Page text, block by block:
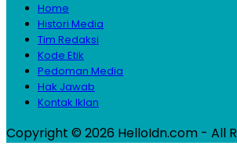
Home
Histori Media
Tim Redaksi
Kode Etik
Pedoman Media
Hak Jawab
Kontak Iklan
Copyright © 2026 HelloIdn.com - All